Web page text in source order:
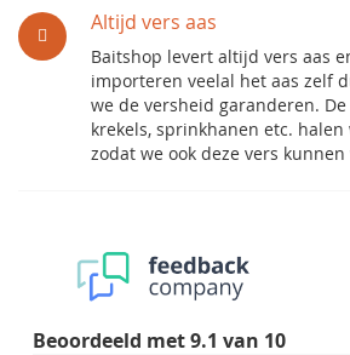
Altijd vers aas
Baitshop levert altijd vers aas
importeren veelal het aas zelf
we de versheid garanderen.
krekels, sprinkhanen etc.
zodat we ook deze vers
Beoordeeld met9.1 van 10